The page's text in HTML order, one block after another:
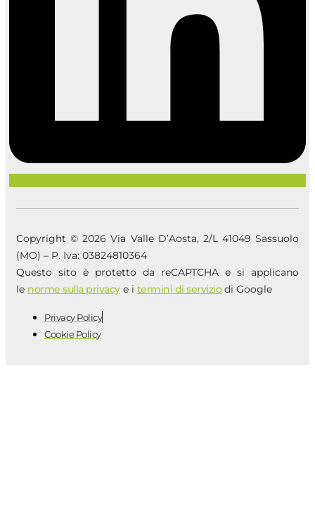
Copyright © 2026 Via Valle D’Aosta, 2/L 41049 Sassuolo
(MO) – P. Iva: 03824810364
Questo sito è protetto da reCAPTCHA e si applicano
le norme sulla privacye i termini di serviziodi Google
Privacy Policy
Cookie Policy